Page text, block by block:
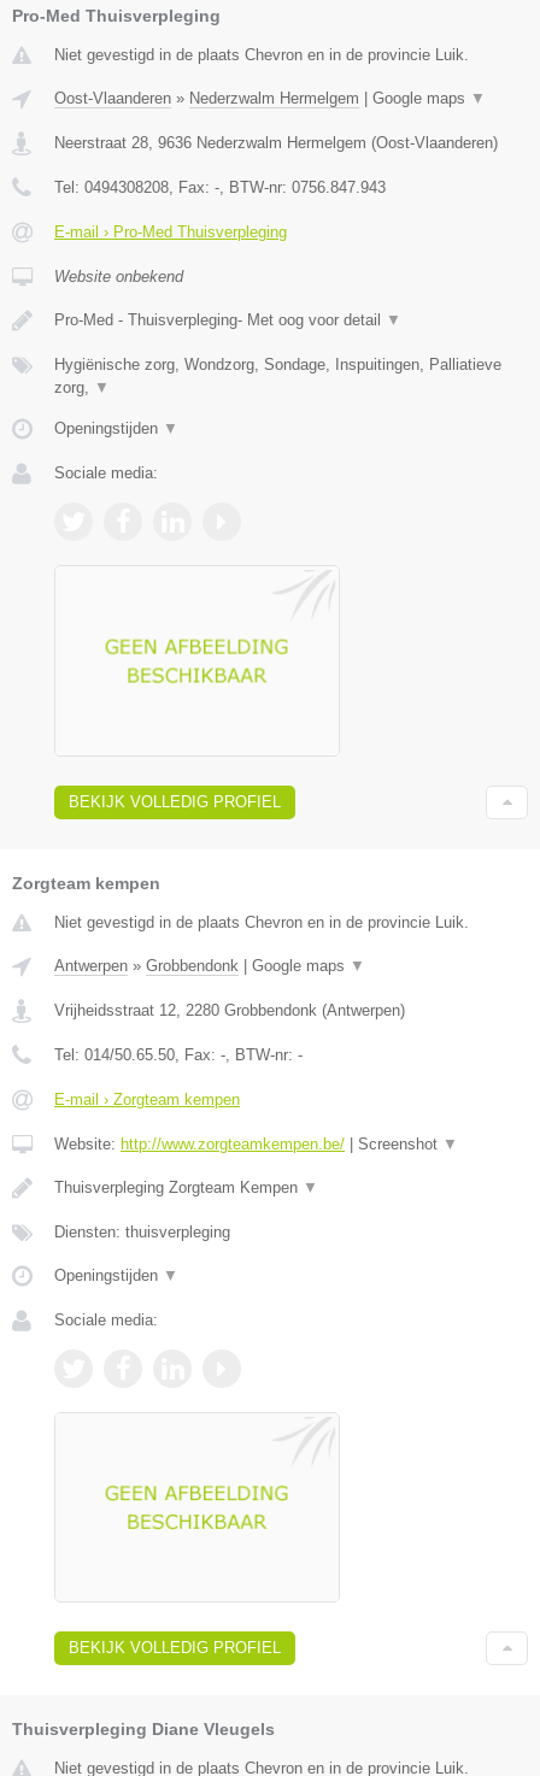
Pro-Med Thuisverpleging
Niet gevestigd in de plaats Chevron en in de provincie Luik.
Oost-Vlaanderen » Nederzwalm Hermelgem Google maps ▼
Neerstraat 28, 9636 Nederzwalm Hermelgem (Oost-Vlaanderen)
Tel: 0494308208, Fax: -, BTW-nr: 0756.847.943
E-mail › Pro-Med Thuisverpleging
Website onbekend
Pro-Med - Thuisverpleging- Met oog voor detail ▼
Hygiënische zorg, Wondzorg, Sondage, Inspuitingen, Palliatieve
zorg, ▼
Openingstijden ▼
Sociale media:
BEKIJK VOLLEDIG PROFIEL
Zorgteam kempen
Niet gevestigd in de plaats Chevron en in de provincie Luik.
Antwerpen » Grobbendonk Google maps ▼
Vrijheidsstraat 12 2280 Grobbendonk (Antwerpen)
Tel: 014/50.65.50 , Fax: - , BTW-nr: -
E-mail › Zorgteam kempen
Website: http://www.zorgteamkempen.be/ Screenshot ▼
Thuisverpleging Zorgteam Kempen ▼
Diensten: thuisverpleging
Openingstijden ▼
Sociale media:
BEKIJK VOLLEDIG PROFIEL
Thuisverpleging Diane Vleugels
Niet gevestigd in de plaats Chevron en in de provincie Luik.